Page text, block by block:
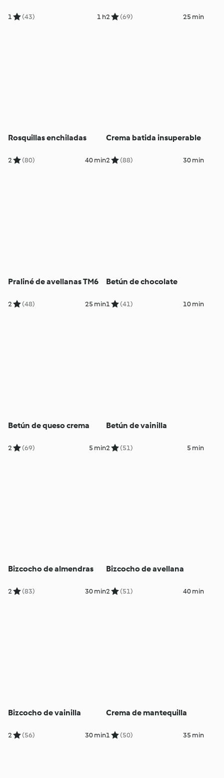
1 (43) 1 h2 (69) 25 min
Rosquillas enchiladas
2 (80) 40 min
Crema batida insuperable
2 (88) 30 min
Praliné de avellanas TM6
2 (48) 25 min
Betún de chocolate
1 (41) 10 min
Betún de queso crema
2 (69) 5 min
Betún de vainilla
2 (51) 5 min
Bizcocho de almendras
2 (83) 30 min
Bizcocho de avellana
2 (51) 40 min
Bizcocho de vainilla
2 (56) 30 min
Crema de mantequilla
1 (50) 35 min